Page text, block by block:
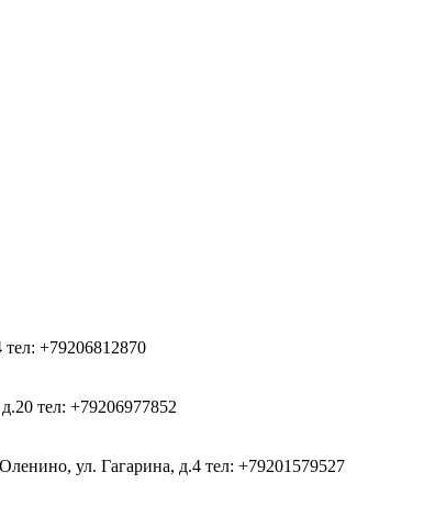
тел: +79206812870
тел: +79206977852
ул. Гагарина, д.4 тел: +79201579527